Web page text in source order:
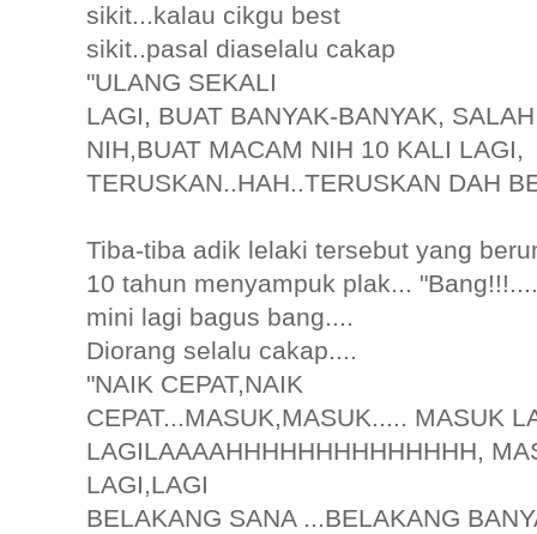
sikit...kalau cikgu best
sikit..pasal diaselalu cakap
"ULANG SEKALI
LAGI, BUAT BANYAK-BANYAK, SALAH
NIH,BUAT MACAM NIH 10 KALI LAGI,
TERUSKAN..HAH..TERUSKAN DAH
Tiba-tiba adik lelaki tersebut yang
10 tahun menyampuk plak...
mini lagi bagus bang....
Diorang selalu cakap....
"NAIK CEPAT,NAIK
CEPAT...MASUK,MASUK..... MASUK
LAGILAAAAHHHHHHHHHHHHHH,
LAGI,LAGI
BELAKANG SANA ...BELAKANG